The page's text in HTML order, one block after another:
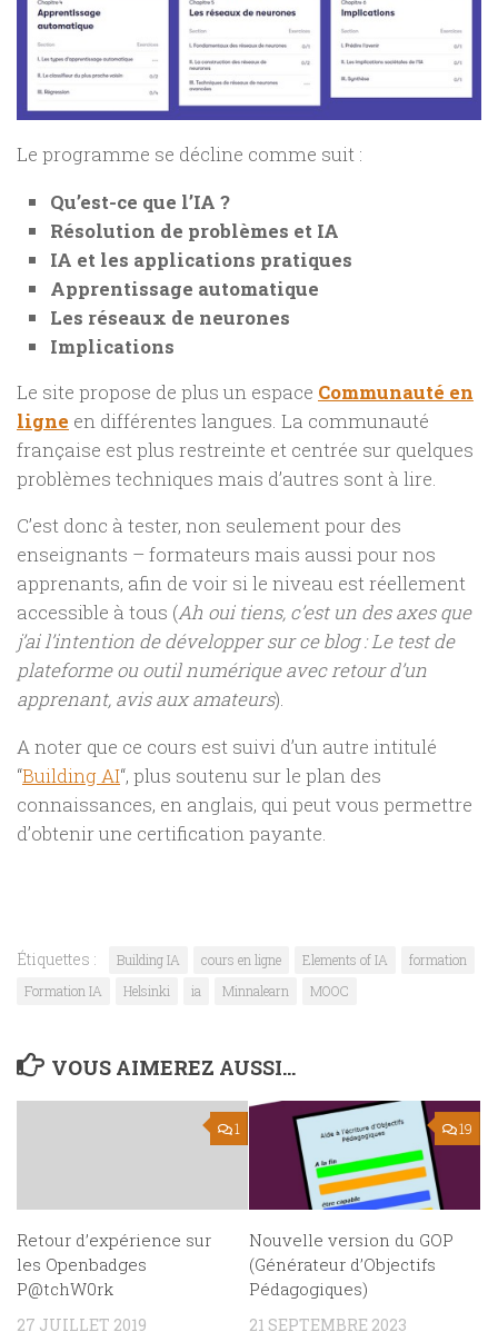
Le programme se décline comme suit :
Qu’est-ce que l’IA ?
Résolution de problèmes et IA
IA et les applications pratiques
Apprentissage automatique
Les réseaux de neurones
Implications
Le site propose de plus un espace Communauté en
ligne en différentes langues. La communauté
française est plus restreinte et centrée sur quelques
problèmes techniques mais d’autres sont à lire.
C’est donc à tester, non seulement pour des
enseignants – formateurs mais aussi pour nos
apprenants, afin de voir si le niveau est réellement
accessible à tous (Ah oui tiens, c’est un des axes que
j’ai l’intention de développer sur ce blog : Le test de
plateforme ou outil numérique avec retour d’un
apprenant, avis aux amateurs).
A noter que ce cours est suivi d’un autre intitulé
“Building AI“, plus soutenu sur le plan des
connaissances, en anglais, qui peut vous permettre
d’obtenir une certification payante.
Étiquettes : Building IA cours en ligne Elements of IA
formation
Formation IA
Helsinki ia Minnalearn MOOC
VOUS AIMEREZ AUSSI...
1
Retour d’expérience sur
les Openbadges
P@tchW0rk
27 JUILLET 2019
19
Nouvelle version du GOP
(Générateur d’Objectifs
Pédagogiques)
21 SEPTEMBRE 2023